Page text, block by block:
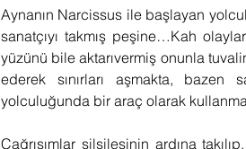
Aynanın Narcissus ile başlayan
sanatçıyı takmış peşine…Kah
yüzünü bile aktarıvermiş onunla
ederek sınırları aşmakta,
yolculuğunda bir araç olarak
Çağrışımlar silsilesinin ardına